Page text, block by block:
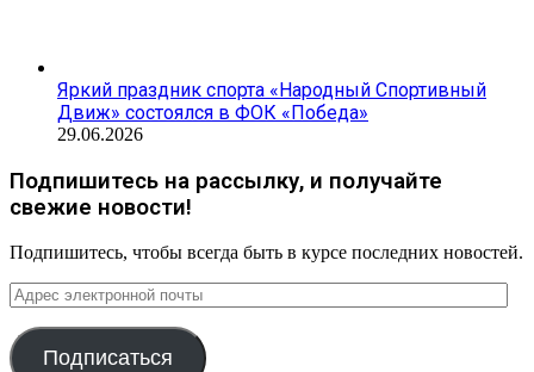
Яркий праздник спорта «Народный Спортивный
Движ» состоялся в ФОК «Победа»
29.06.2026
Подпишитесь на рассылку, и получайте
свежие новости!
Подпишитесь, чтобы всегда быть в курсе последних новостей.
Адрес
электронной
почты
Подписаться